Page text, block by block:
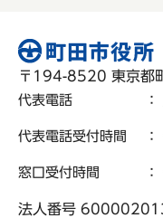
〒194-8520 東京都
代表電話 ：
代表電話受付時間
窓口受付時間
法人番号